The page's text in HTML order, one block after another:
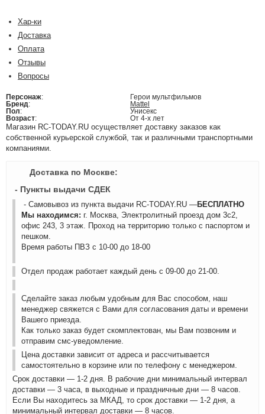
Хар-ки
Доставка
Оплата
Отзывы
Вопросы
Персонаж:
Герои мультфильмов
Бренд:
Mattel
Пол:
Унисекс
Возраст: От 4-х лет
Магазин RC-TODAY.RU осуществляет доставку заказов как
собственной курьерской службой, так и различными транспортными
компаниями.
Доставка по Москве:
- Пункты выдачи СДЕК
- Самовывоз из пункта выдачи RC-TODAY.RU —БЕСПЛАТНО
Мы находимся: г. Москва, Электролитный проезд дом 3с2,
офис 243, 3 этаж. Проход на территорию только с паспортом и
пешком.
Время работы ПВЗ с 10-00 до 18-00
Отдел продаж работает каждый день с 09-00 до 21-00.
Сделайте заказ любым удобным для Вас способом, наш
менеджер свяжется с Вами для согласования даты и времени
Вашего приезда.
Как только заказ будет скомплектован, мы Вам позвоним и
отправим смс-уведомление.
Цена доставки зависит от адреса и рассчитывается
самостоятельно в корзине или по телефону с менеджером.
Срок доставки — 1-2 дня. В рабочие дни минимальный интервал
доставки — 3 часа, в выходные и праздничные дни — 8 часов.
Если Вы находитесь за МКАД, то срок доставки — 1-2 дня, а
минимальный интервал доставки — 8 часов.